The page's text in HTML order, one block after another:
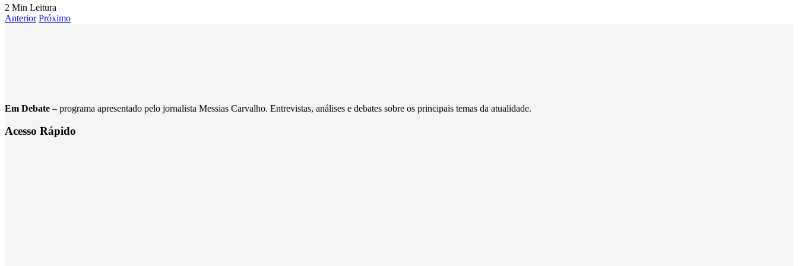
2 Min Leitura
Anterior Próximo
Em Debate – programa apresentado pelo jornalista Messias Carvalho. Entrevistas, análises e debates sobre os principais temas da atualidade.
Acesso Rápido